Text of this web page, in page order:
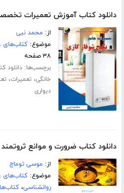
دانلود کتاب آموزش تعمیرات
از: محمد نبی
موضوع:کتاب‌های
۳۸ صفحه
برچسب‌ها:دانلود
خانگی، تعمیرات،
دیواری
دانلود کتاب ضرورت و موانع
از: موسی توماج
موضوع:کتاب‌های
روانشناسی،